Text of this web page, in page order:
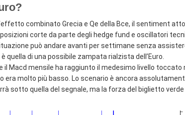
combinato Grecia e Qe della Bce, il sentiment
corte da parte degli hedge fund e oscillatori
può andare avanti per settimane senza
di una possibile zampata rialzista dell’Euro.
Macd mensile ha raggiunto il medesimo livello toccato
era molto più basso. Lo scenario è ancora
sotto quella del segnale, ma la forza del biglietto